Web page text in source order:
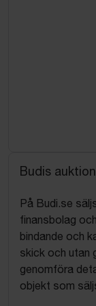
Budis
På Budi.se
finansbolag
bindande och
skick och utan
genomföra
objekt som